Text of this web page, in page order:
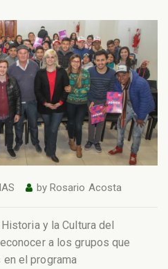
by Rosario Acosta
y la Cultura del
a los grupos que
el programa